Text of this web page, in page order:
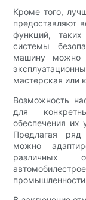
Кроме того,
предоставляют
функций,
системы
машину можно
мастерская или
Возможность
для
обеспечения их
Предлагая
можно
различных